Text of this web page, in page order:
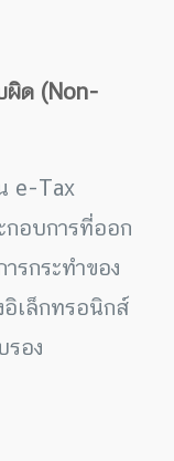
ผิด (Non-
e-Tax
อบการที่ออก
รกระทำของ
อิเล็กทรอนิกส์
อง